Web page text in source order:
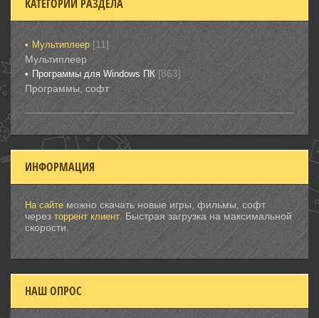
КАТЕГОРИИ РАЗДЕЛА
Мультиплеер [11]
Мультиплеер
Программы для Windows ПК [863]
Программы, софт
ИНФОРМАЦИЯ
На сайте можно скачать новые игры, фильмы, софт
через торрент клиент . Быстрая загрузка на максимальной
скорости.
НАШ ОПРОС